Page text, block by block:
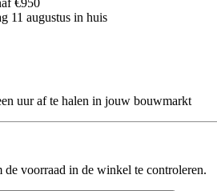
11 augustus in huis
uur af te halen in jouw bouwmarkt
voorraad in de winkel te controleren.